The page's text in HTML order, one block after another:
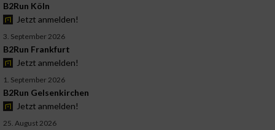
B2Run Köln
Jetzt anmelden!
3. September 2026
B2Run Frankfurt
Jetzt anmelden!
1. September 2026
B2Run Gelsenkirchen
Jetzt anmelden!
25. August 2026